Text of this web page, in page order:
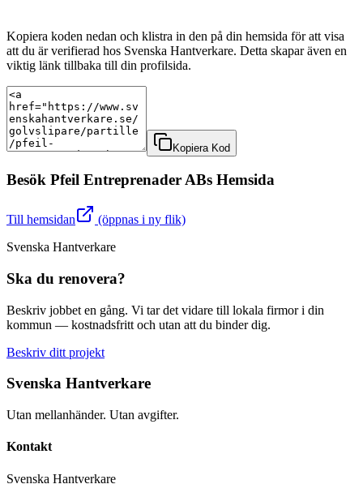
Kopiera koden nedan och klistra in den på din hemsida för att visa
att du är verifierad hos Svenska Hantverkare. Detta skapar även en
viktig länk tillbaka till din profilsida.
Kopiera Kod
Besök Pfeil Entreprenader ABs Hemsida
Till hemsidan
(öppnas i ny flik)
Svenska Hantverkare
Ska du renovera?
Beskriv jobbet en gång. Vi tar det vidare till lokala firmor i din
kommun — kostnadsfritt och utan att du binder dig.
Beskriv ditt projekt
Svenska Hantverkare
Utan mellanhänder. Utan avgifter.
Kontakt
Svenska Hantverkare